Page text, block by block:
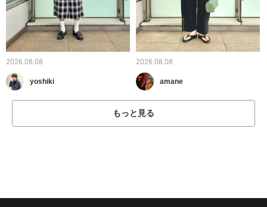
2026.08.08
yoshiki
2026.08.08
amane
もっと見る